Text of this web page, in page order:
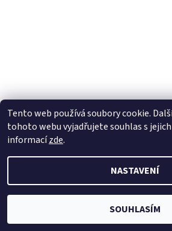
2026 © Dilynaturba.cz, všechna práva
nastavení cookies
Vytvořil Shoptet
Tento web používá soubory cookie.
tohoto webu vyjadřujete souhlas s
informacízde.
NASTAVENÍ
SOUHLASÍM